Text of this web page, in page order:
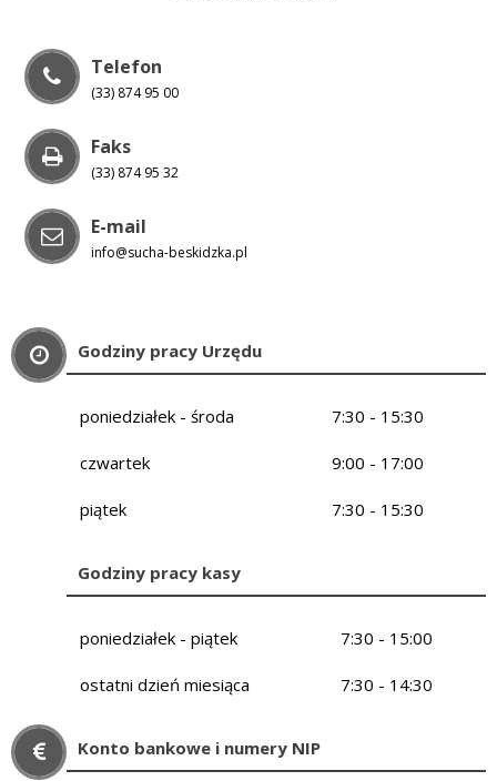
Telefon
(33) 874 95 00
Faks
(33) 874 95 32
E-mail
info@sucha-beskidzka.pl
Godziny pracy Urzędu
poniedziałek - środa 7:30 - 15:30
czwartek 9:00 - 17:00
piątek 7:30 - 15:30
Godziny pracy kasy
poniedziałek - piątek 7:30 - 15:00
ostatni dzień miesiąca 7:30 - 14:30
Konto bankowe i numery NIP